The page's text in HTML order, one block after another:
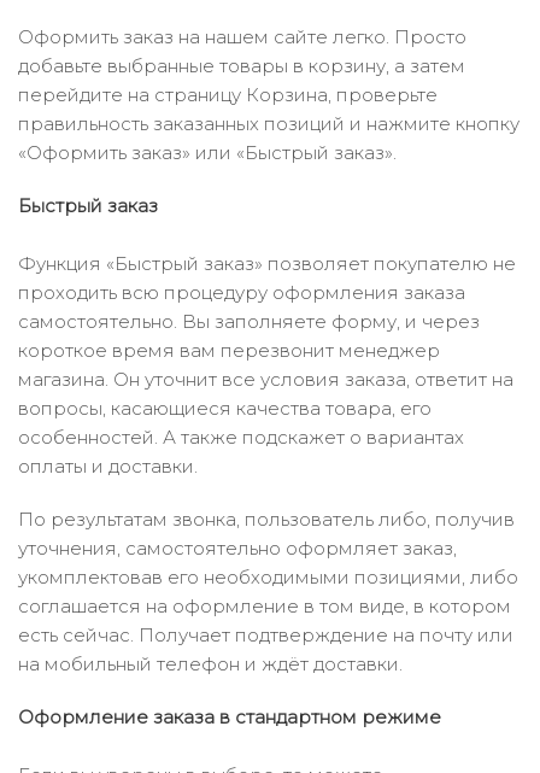
Оформить заказ на нашем сайте легко. Просто
добавьте выбранные товары в корзину, а затем
перейдите на страницу Корзина, проверьте
правильность заказанных позиций и нажмите кнопку
«Оформить заказ» или «Быстрый заказ».
Быстрый заказ
Функция «Быстрый заказ» позволяет покупателю не
проходить всю процедуру оформления заказа
самостоятельно. Вы заполняете форму, и через
короткое время вам перезвонит менеджер
магазина. Он уточнит все условия заказа, ответит на
вопросы, касающиеся качества товара, его
особенностей. А также подскажет о вариантах
оплаты и доставки.
По результатам звонка, пользователь либо, получив
уточнения, самостоятельно оформляет заказ,
укомплектовав его необходимыми позициями, либо
соглашается на оформление в том виде, в котором
есть сейчас. Получает подтверждение на почту или
на мобильный телефон и ждёт доставки.
Оформление заказа в стандартном режиме